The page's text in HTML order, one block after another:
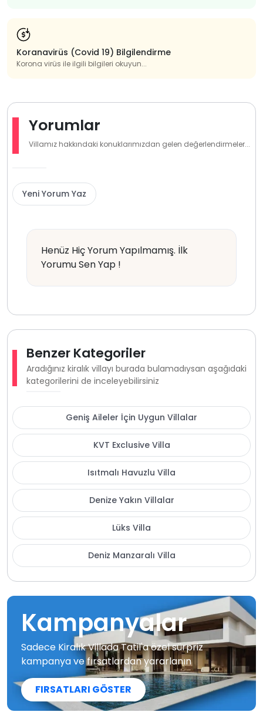
Koranavirüs (Covid 19) Bilgilendirme
Korona virüs ile ilgili bilgileri okuyun...
Yorumlar
Villamız hakkındaki konuklarımızdan gelen değerlendirmeler...
Yeni Yorum Yaz
Henüz Hiç Yorum Yapılmamış. İlk
Yorumu Sen Yap !
Benzer Kategoriler
Aradığınız kiralık villayı burada bulamadıysan aşağıdaki
kategorilerini de inceleyebilirsiniz
Geniş Aileler İçin Uygun Villalar
KVT Exclusive Villa
Isıtmalı Havuzlu Villa
Denize Yakın Villalar
Lüks Villa
Deniz Manzaralı Villa
Kampanyalar
Sadece Kiralık Villada Tatil'a özel sürpriz
kampanya ve fırsatlardan yararlanın
FIRSATLARI GÖSTER